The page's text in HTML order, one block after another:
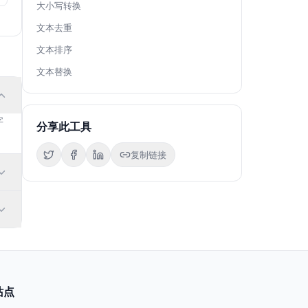
大小写转换
文本去重
文本排序
文本替换
分享此工具
复制链接
点